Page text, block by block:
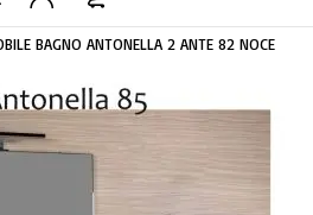
BAGNO ANTONELLA 2 ANTE 82 NOCE